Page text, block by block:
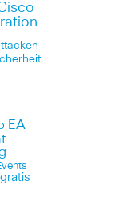
EA
gratis